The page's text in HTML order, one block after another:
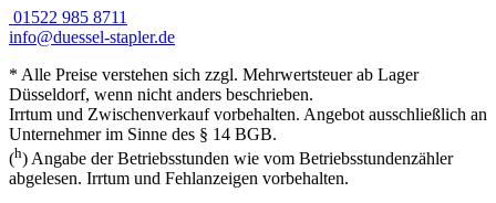
01522 985 8711
info@duessel-stapler.de
* Alle Preise verstehen sich zzgl. Mehrwertsteuer ab Lager
Düsseldorf, wenn nicht anders beschrieben.
Irrtum und Zwischenverkauf vorbehalten. Angebot ausschließlich an
Unternehmer im Sinne des § 14 BGB.
(h) Angabe der Betriebsstunden wie vom Betriebsstundenzähler
abgelesen. Irrtum und Fehlanzeigen vorbehalten.